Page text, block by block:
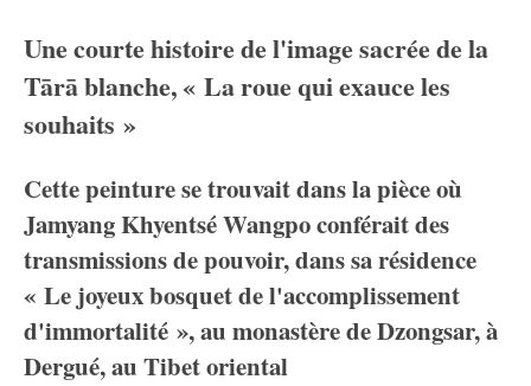
Une courte histoire de l'image sacrée de la
Tārā blanche, « La roue qui exauce les
souhaits »
Cette peinture se trouvait dans la pièce où
Jamyang Khyentsé Wangpo conférait des
transmissions de pouvoir, dans sa résidence
« Le joyeux bosquet de l'accomplissement
d'immortalité », au monastère de Dzongsar, à
Dergué, au Tibet oriental